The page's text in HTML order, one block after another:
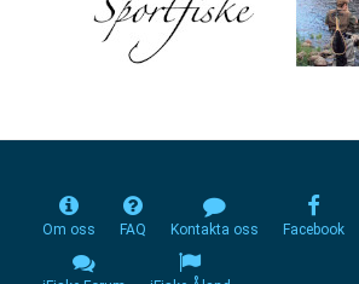
Om oss FAQ Kontakta oss Facebook